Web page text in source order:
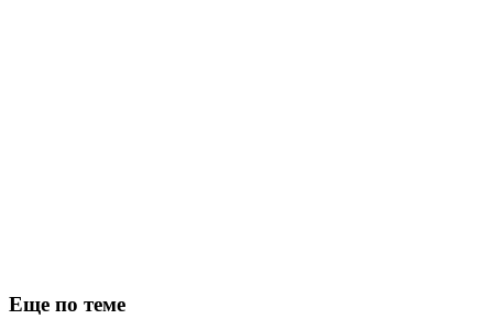
Еще по теме